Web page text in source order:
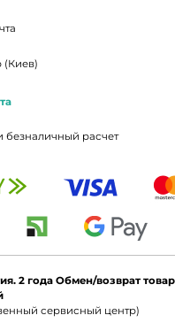
(Киев)
безналичный расчет
2 года Обмен/возврат
сервисный центр)